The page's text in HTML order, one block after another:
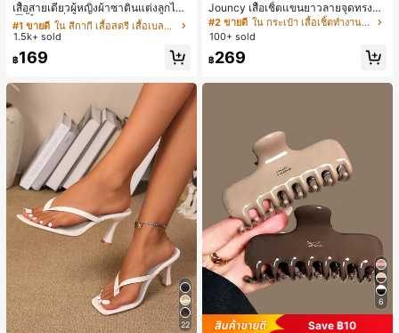
เสื้อสายเดี่ยวผู้หญิงผ้าซาตินแต่งลูกไม้
- เสื้อสายเดี่ยวฤดูร้อนสีคากีมีรอยผ่าด้า
นข้างที่น่าดึงดูดแบบสบายๆ
ลูกค้ากลับมาซื้อซ้ำ!
#1 ขายดี
ลูกค้ากลับมาซื้อซ้ำ!
#1 ขายดี
ลูกค้ากลับมาซื้อซ้ำ!
#1 ขายดี
ใน สีกากี เสื้อสตรี เสื้อเบลาส์ & Tee
1.5k+ sold
฿169
22
Jouncy เสื้อเชิ้ตแขนยาวลายจุดทรงหล
วมสำหรับผู้หญิง
#2 ขายดี
ใน กระเป๋า เสื้อเชิ้ตทำงานมีกระเป๋า
100+ sold
฿269
6
Save ฿10